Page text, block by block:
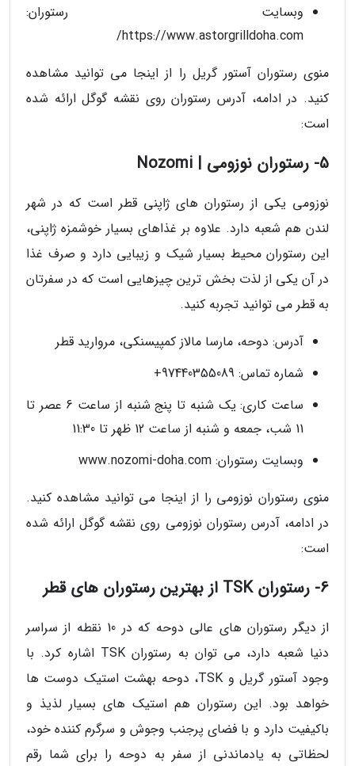
وبسایت رستوران:
https://www.astorgrilldoha.com/
منوی رستوران آستور گریل را از اینجا می توانید مشاهده
کنید. در ادامه، آدرس رستوران روی نقشه گوگل ارائه شده
است:
5- رستوران نوزومی | Nozomi
نوزومی یکی از رستوران های ژاپنی قطر است که در شهر
لندن هم شعبه دارد. علاوه بر غذاهای بسیار خوشمزه ژاپنی،
این رستوران محیط بسیار شیک و زیبایی دارد و صرف غذا
در آن یکی از لذت بخش ترین چیزهایی است که در سفرتان
به قطر می توانید تجربه کنید.
آدرس: دوحه، مارسا مالاز کمپیسنکی، مروارید قطر
شماره تماس: 97440355089+
ساعت کاری: یک شنبه تا پنج شنبه از ساعت 6 عصر تا
11 شب، جمعه و شنبه از ساعت 12 ظهر تا 11:30
وبسایت رستوران: www.nozomi-doha.com
منوی رستوران نوزومی را از اینجا می توانید مشاهده کنید.
در ادامه، آدرس رستوران نوزومی روی نقشه گوگل ارائه شده
است:
6- رستوران TSK از بهترین رستوران های قطر
از دیگر رستوران های عالی دوحه که در 10 نقطه از سراسر
دنیا شعبه دارد، می توان به رستوران TSK اشاره کرد. با
وجود آستور گریل و TSK، دوحه بهشت استیک دوست ها
خواهد بود. این رستوران هم استیک های بسیار لذیذ و
باکیفیت دارد و با فضای پرجنب وجوش و سرگرم کننده خود،
لحظاتی به یادماندنی از سفر به دوحه را برای شما رقم